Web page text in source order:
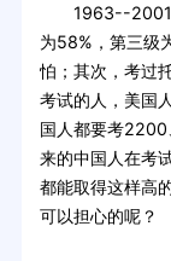
1963--2001年
为58%，第三级
怕；其次，考过
考试的人，美国
国人都要考
来的中国人在考
都能取得这样高
可以担心的呢？